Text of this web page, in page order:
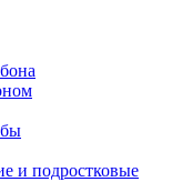
и подростковые